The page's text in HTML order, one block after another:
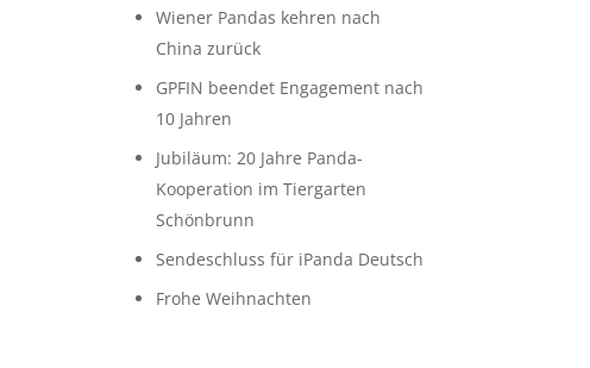
Wiener Pandas kehren nach
China zurück
GPFIN beendet Engagement nach
10 Jahren
Jubiläum: 20 Jahre Panda-
Kooperation im Tiergarten
Schönbrunn
Sendeschluss für iPanda Deutsch
Frohe Weihnachten